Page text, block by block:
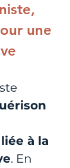
une
à la
. En